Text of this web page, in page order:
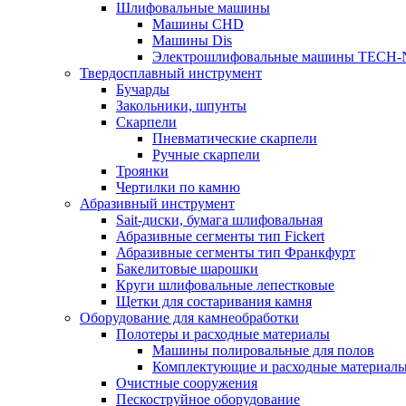
Шлифовальные машины
Машины CHD
Машины Dis
Электрошлифовальные машины TECH-
Твердосплавный инструмент
Бучарды
Закольники, шпунты
Скарпели
Пневматические скарпели
Ручные скарпели
Троянки
Чертилки по камню
Абразивный инструмент
Sait-диски, бумага шлифовальная
Абразивные сегменты тип Fickert
Абразивные сегменты тип Франкфурт
Бакелитовые шарошки
Круги шлифовальные лепестковые
Щетки для состаривания камня
Оборудование для камнеобработки
Полотеры и расходные материалы
Машины полировальные для полов
Комплектующие и расходные
Очистные сооружения
Пескоструйное оборудование